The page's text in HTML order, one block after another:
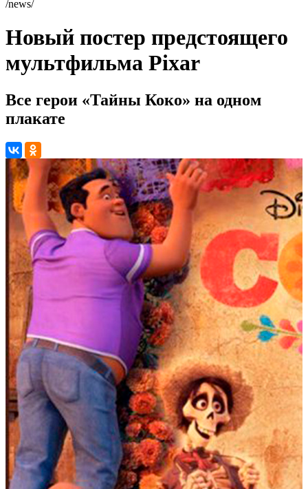
/news/
Новый постер предстоящего
мультфильма Pixar
Все герои «Тайны Коко» на одном
плакате